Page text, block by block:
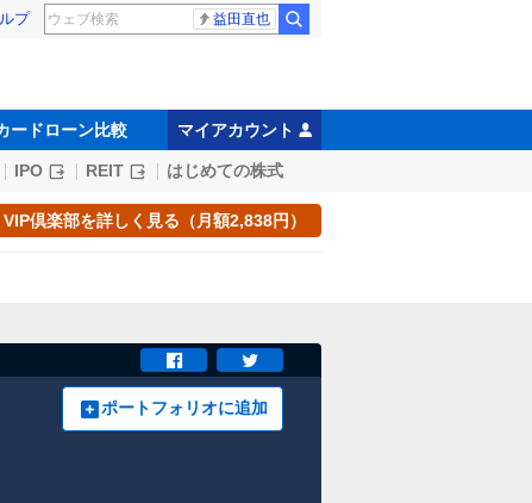
プ 益田直也
ードローン比較 マイアカウント
IPO REIT はじめての株式
VIP倶楽部を詳しく見る（月額2,838円）
ポートフォリオに追加